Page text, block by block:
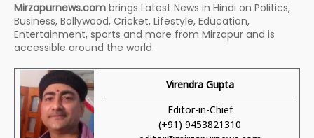
Mirzapurnews.com brings Latest News in Hindi on Politics,
Business, Bollywood, Cricket, Lifestyle, Education,
Entertainment, sports and more from Mirzapur and is
accessible around the world.
Virendra Gupta
Editor-in-Chief
(+91) 9453821310